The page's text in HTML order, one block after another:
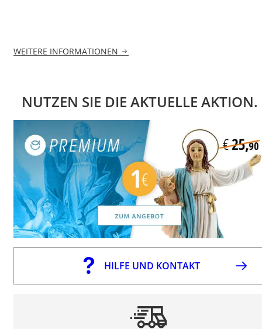
WEITERE INFORMATIONEN
NUTZEN SIE DIE AKTUELLE AKTION.
HILFE UND KONTAKT